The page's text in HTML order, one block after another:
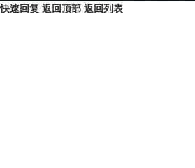
快速回复 返回顶部 返回列表